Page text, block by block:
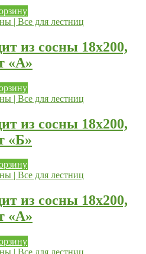
из сосны 18х200,
«А»
из сосны 18х200,
«Б»
из сосны 18х200,
«А»